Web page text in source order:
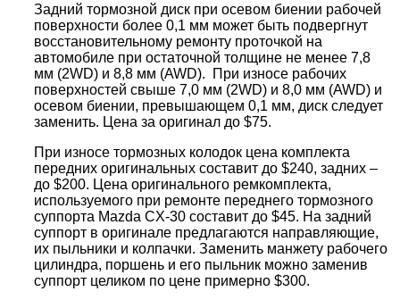
Задний тормозной диск при осевом биении рабочей
поверхности более 0,1 мм может быть подвергнут
восстановительному ремонту проточкой на
автомобиле при остаточной толщине не менее 7,8
мм (2WD) и 8,8 мм (AWD). При износе рабочих
поверхностей свыше 7,0 мм (2WD) и 8,0 мм (AWD) и
осевом биении, превышающем 0,1 мм, диск следует
заменить. Цена за оригинал до $75.
При износе тормозных колодок цена комплекта
передних оригинальных составит до $240, задних –
до $200. Цена оригинального ремкомплекта,
используемого при ремонте переднего тормозного
суппорта Mazda CX-30 составит до $45. На задний
суппорт в оригинале предлагаются направляющие,
их пыльники и колпачки. Заменить манжету рабочего
цилиндра, поршень и его пыльник можно заменив
суппорт целиком по цене примерно $300.